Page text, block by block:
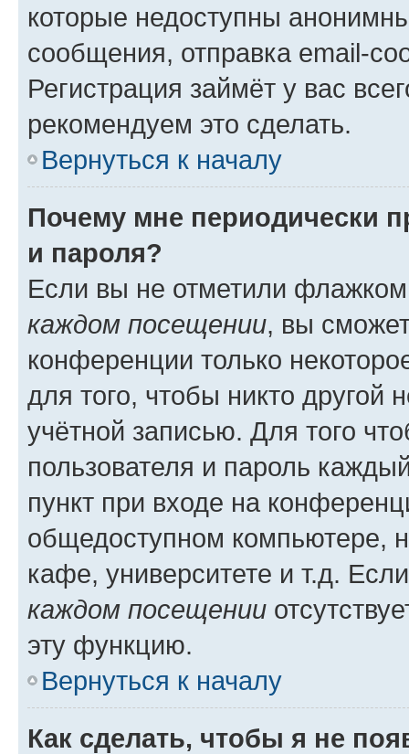
которые недоступны
сообщения, отправка email-
Регистрация займёт у вас
рекомендуем это сделать.
Вернуться к началу
Почему мне периодически
и пароля?
Если вы не отметили
каждом посещении, вы
конференции только
для того, чтобы никто другой
учётной записью. Для того
пользователя и пароль
пункт при входе на
общедоступном компьютере,
кафе, университете и т.д.
каждом посещении
эту функцию.
Вернуться к началу
Как сделать, чтобы я не